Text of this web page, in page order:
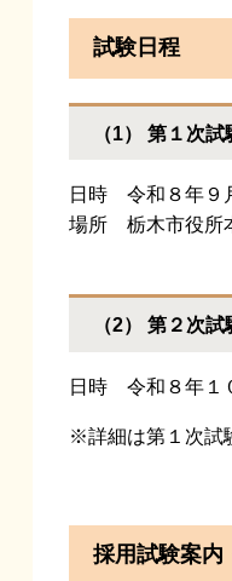
試験日程
（1） 第１次試
日時 令和８年９
場所 栃木市役所
（2） 第２
日時 令和８年１
※詳細は第１次試
採用試験案内